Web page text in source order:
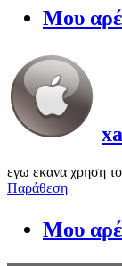
Μου
εγω εκανα χρηση
Παράθεση
Μου